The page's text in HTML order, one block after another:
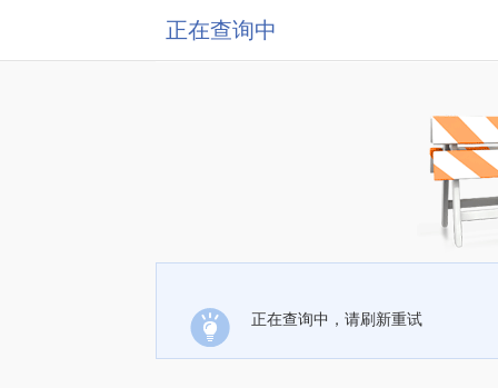
正在查询中
正在查询中，请刷新重试